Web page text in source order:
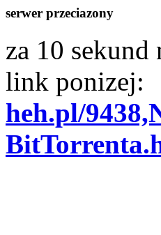
serwer przeciazony
za 10
link ponizej:
heh.pl/